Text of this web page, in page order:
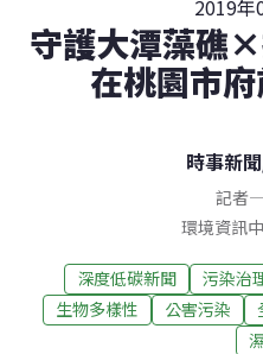
2019年
守護大潭藻礁
在桃園市
時事新聞
記者—
環境資訊
深度低碳新聞 污染治
生物多樣性
公害污染